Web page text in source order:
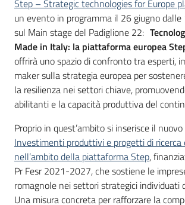
Step – Strategic technologies for Europe
un evento in programma il 26 giugno
sul Main stage del Padiglione 22:
Made in Italy: la piattaforma europea
offrirà uno spazio di confronto tra esperti,
maker sulla strategia europea per
la resilienza nei settori chiave,
abilitanti e la capacità produttiva del
Proprio in quest’ambito si inserisce il
Investimenti produttivi e progetti di ricerca
nell’ambito della piattaforma Step,
Pr Fesr 2021-2027, che sostiene le
romagnole nei settori strategici individuati
Una misura concreta per rafforzare la